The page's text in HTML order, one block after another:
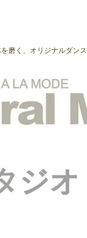
磨く、オリジナルダン
ジオ